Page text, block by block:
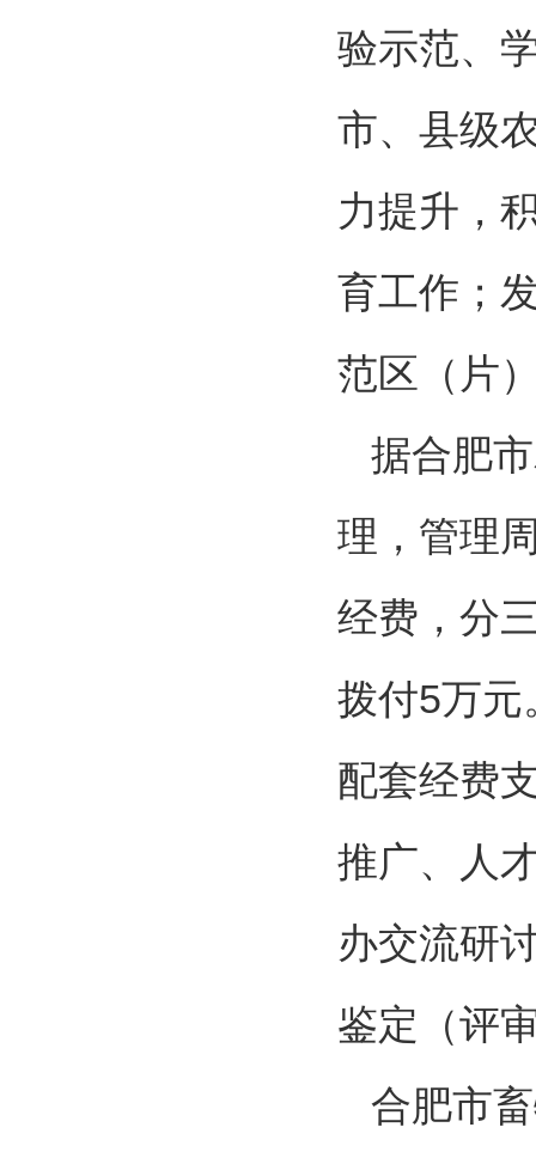
验示范、
市、县级
力提升，
育工作；
范区（片
据合肥
理，管理
经费，分
拨付5万元
配套经费
推广、人
办交流研
鉴定（评
合肥市